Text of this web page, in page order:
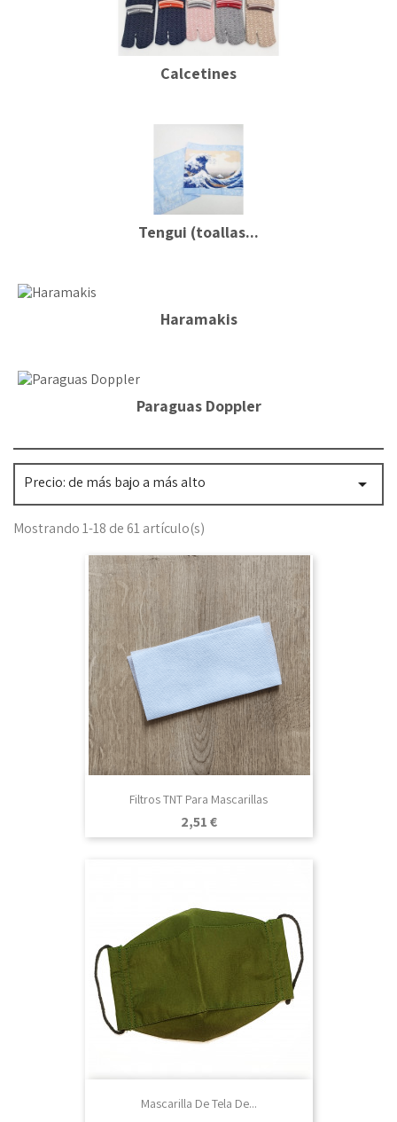
Calcetines
Tengui (toallas...
Haramakis
Paraguas Doppler
Precio: de más bajo a más alto 
Mostrando 1-18 de 61 artículo(s)
Filtros TNT Para Mascarillas
Precio
2,51 €
Mascarilla De Tela De...